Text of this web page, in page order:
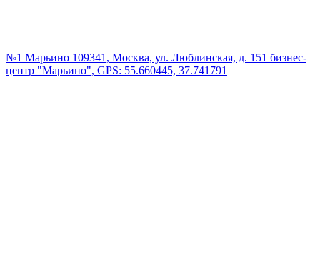
№1 Марьино 109341, Москва, ул. Люблинская, д. 151 бизнес-
центр "Марьино", GPS: 55.660445, 37.741791